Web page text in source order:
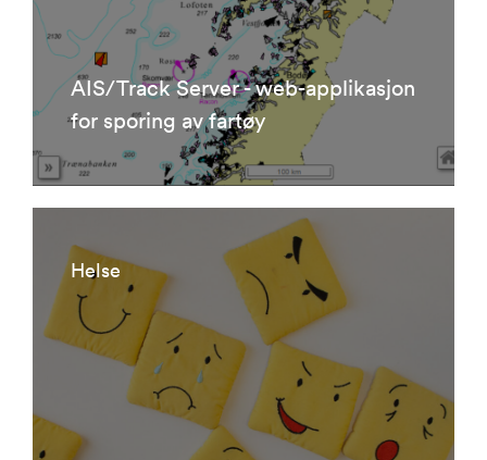
AIS/Track Server - web-applikasjon
for sporing av fartøy
Helse